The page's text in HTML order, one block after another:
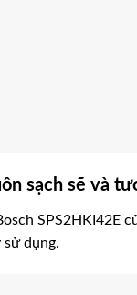
sạch sẽ và
SPS2HKI42E
sử dụng.